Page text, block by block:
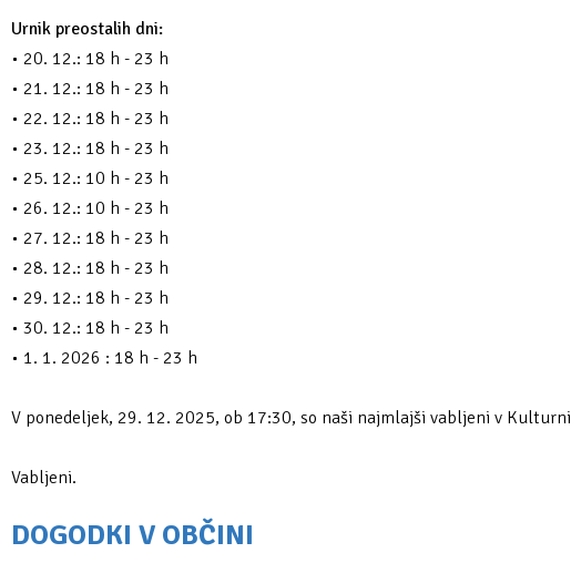
Urnik preostalih dni:
• 20. 12.: 18 h - 23 h
• 21. 12.: 18 h - 23 h
• 22. 12.: 18 h - 23 h
• 23. 12.: 18 h - 23 h
• 25. 12.: 10 h - 23 h
• 26. 12.: 10 h - 23 h
• 27. 12.: 18 h - 23 h
• 28. 12.: 18 h - 23 h
• 29. 12.: 18 h - 23 h
• 30. 12.: 18 h - 23 h
• 1. 1. 2026 : 18 h - 23 h
V ponedeljek, 29. 12. 2025, ob 17:30, so naši najmlajši vabljeni v
Vabljeni.
DOGODKI V OBČINI